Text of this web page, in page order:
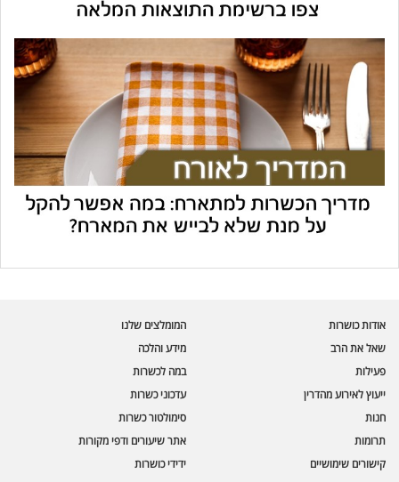
אודות כושרות
שאל את הרב
פעילות
ייעוץ לאירוע מהדרין
המומלצים שלנו
מידע והלכה
במה לכשרות
עדכוני כשרות
חנות
תרומות
קישורים שימושיים
סימולטור כשרות
אתר שיעורים ודפי מקורות
ידידי כושרות
🪲 בדיקת חרקים
מספר כושרות ומאמרי האתר